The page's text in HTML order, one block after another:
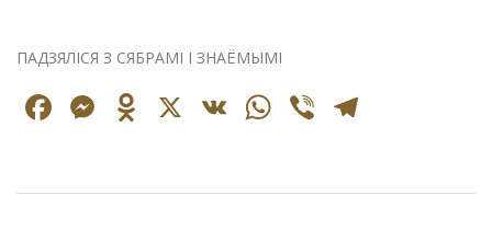
ПАДЗЯЛІСЯ З СЯБРАМІ І ЗНАЁМЫМІ
Facebook
Messenger
Odnoklassniki
X VK WhatsApp
Viber